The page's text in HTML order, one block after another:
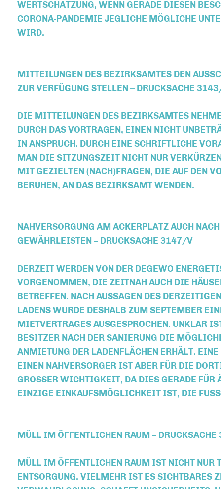
ERTSCHÄTZUNG, WENN GERADE DIESEN
ORONA-PANDEMIE JEGLICHE MÖGLICHE
IRD.
MITTEILUNGEN DES BEZIRKSAMTES DEN
ZUR VERFÜGUNG STELLEN – DRUCKSACHE
DIE MITTEILUNGEN DES BEZIRKSAMTES
DURCH DAS VORTRAGEN, EINEN NICHT
IN ANSPRUCH. DURCH EINE SCHRIFTLICHE
MAN DIE SITZUNGSZEIT NICHT NUR
MIT GEZIELTEN (NACH)FRAGEN, DIE AUF DEN
BERUHEN, AN DAS BEZIRKSAMT WENDEN.
NAHVERSORGUNG AM ACKERPLATZ AUCH
GEWÄHRLEISTEN – DRUCKSACHE 3147/V
DERZEIT WERDEN VON DER DEGEWO
VORGENOMMEN, DIE ZEITNAH AUCH DIE
BETREFFEN. NACH AUSSAGEN DES
LADENS WURDE DESHALB ZUM SEPTEMBER
MIETVERTRAGES AUSGESPROCHEN. UNKLAR
BESITZER NACH DER SANIERUNG DIE
ANMIETUNG DER LADENFLÄCHEN ERHÄLT.
EINEN NAHVERSORGER IST ABER FÜR DIE
GROSSER WICHTIGKEIT, DA DIES GERADE FÜR
INZIGE EINKAUFSMÖGLICHKEIT IST, DIE
MÜLL IM ÖFFENTLICHEN RAUM –
MÜLL IM ÖFFENTLICHEN RAUM IST NICHT NUR
ENTSORGUNG. VIELMEHR IST ES SICHTBARES